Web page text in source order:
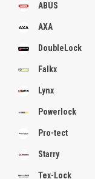
ABUS
AXA
DoubleLock
Falkx
Lynx
Powerlock
Pro-tect
Starry
Tex-Lock